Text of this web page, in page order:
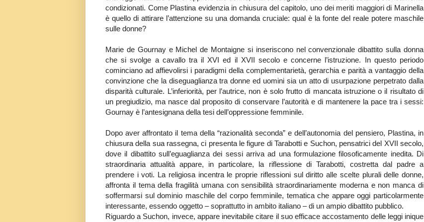
condizionati. Come Plastina evidenzia in chiusura del capitolo, uno dei meriti maggiori di Marinella
è quello di attirare l’attenzione su una domanda cruciale: qual è la fonte del reale potere maschile
sulle donne?
Marie de Gournay e Michel de Montaigne si inseriscono nel convenzionale dibattito sulla donna
che si svolge a cavallo tra il XVI ed il XVII secolo e concerne l’istruzione. In questo periodo
cominciano ad affievolirsi i paradigmi della complementarietà, gerarchia e parità a vantaggio della
convinzione che la diseguaglianza tra donne ed uomini sia un atto di usurpazione perpetrato dalla
disparità culturale. L’inferiorità, per l’autrice, non è solo frutto di mancata istruzione o il risultato di
un pregiudizio, ma nasce dal proposito di conservare l’autorità e di mantenere la pace tra i sessi:
Gournay è l’antesignana della tesi dell’oppressione femminile.
Dopo aver affrontato il tema della “razionalità seconda” e dell’autonomia del pensiero, Plastina, in
chiusura della sua rassegna, ci presenta le figure di Tarabotti e Suchon, pensatrici del XVII secolo,
dove il dibattito sull’eguaglianza dei sessi arriva ad una formulazione filosoficamente inedita. Di
straordinaria attualità appare, in particolare, la riflessione di Tarabotti, costretta dal padre a
prendere i voti. La religiosa incentra le proprie riflessioni sul diritto alle scelte plurali delle donne,
affronta il tema della fragilità umana con sensibilità straordinariamente moderna e non manca di
soffermarsi sul dominio maschile del corpo femminile, tematica che appare oggi particolarmente
interessante, essendo oggetto – soprattutto in ambito italiano – di un ampio dibattito pubblico.
Riguardo a Suchon, invece, appare inevitabile citare il suo efficace accostamento delle leggi inique